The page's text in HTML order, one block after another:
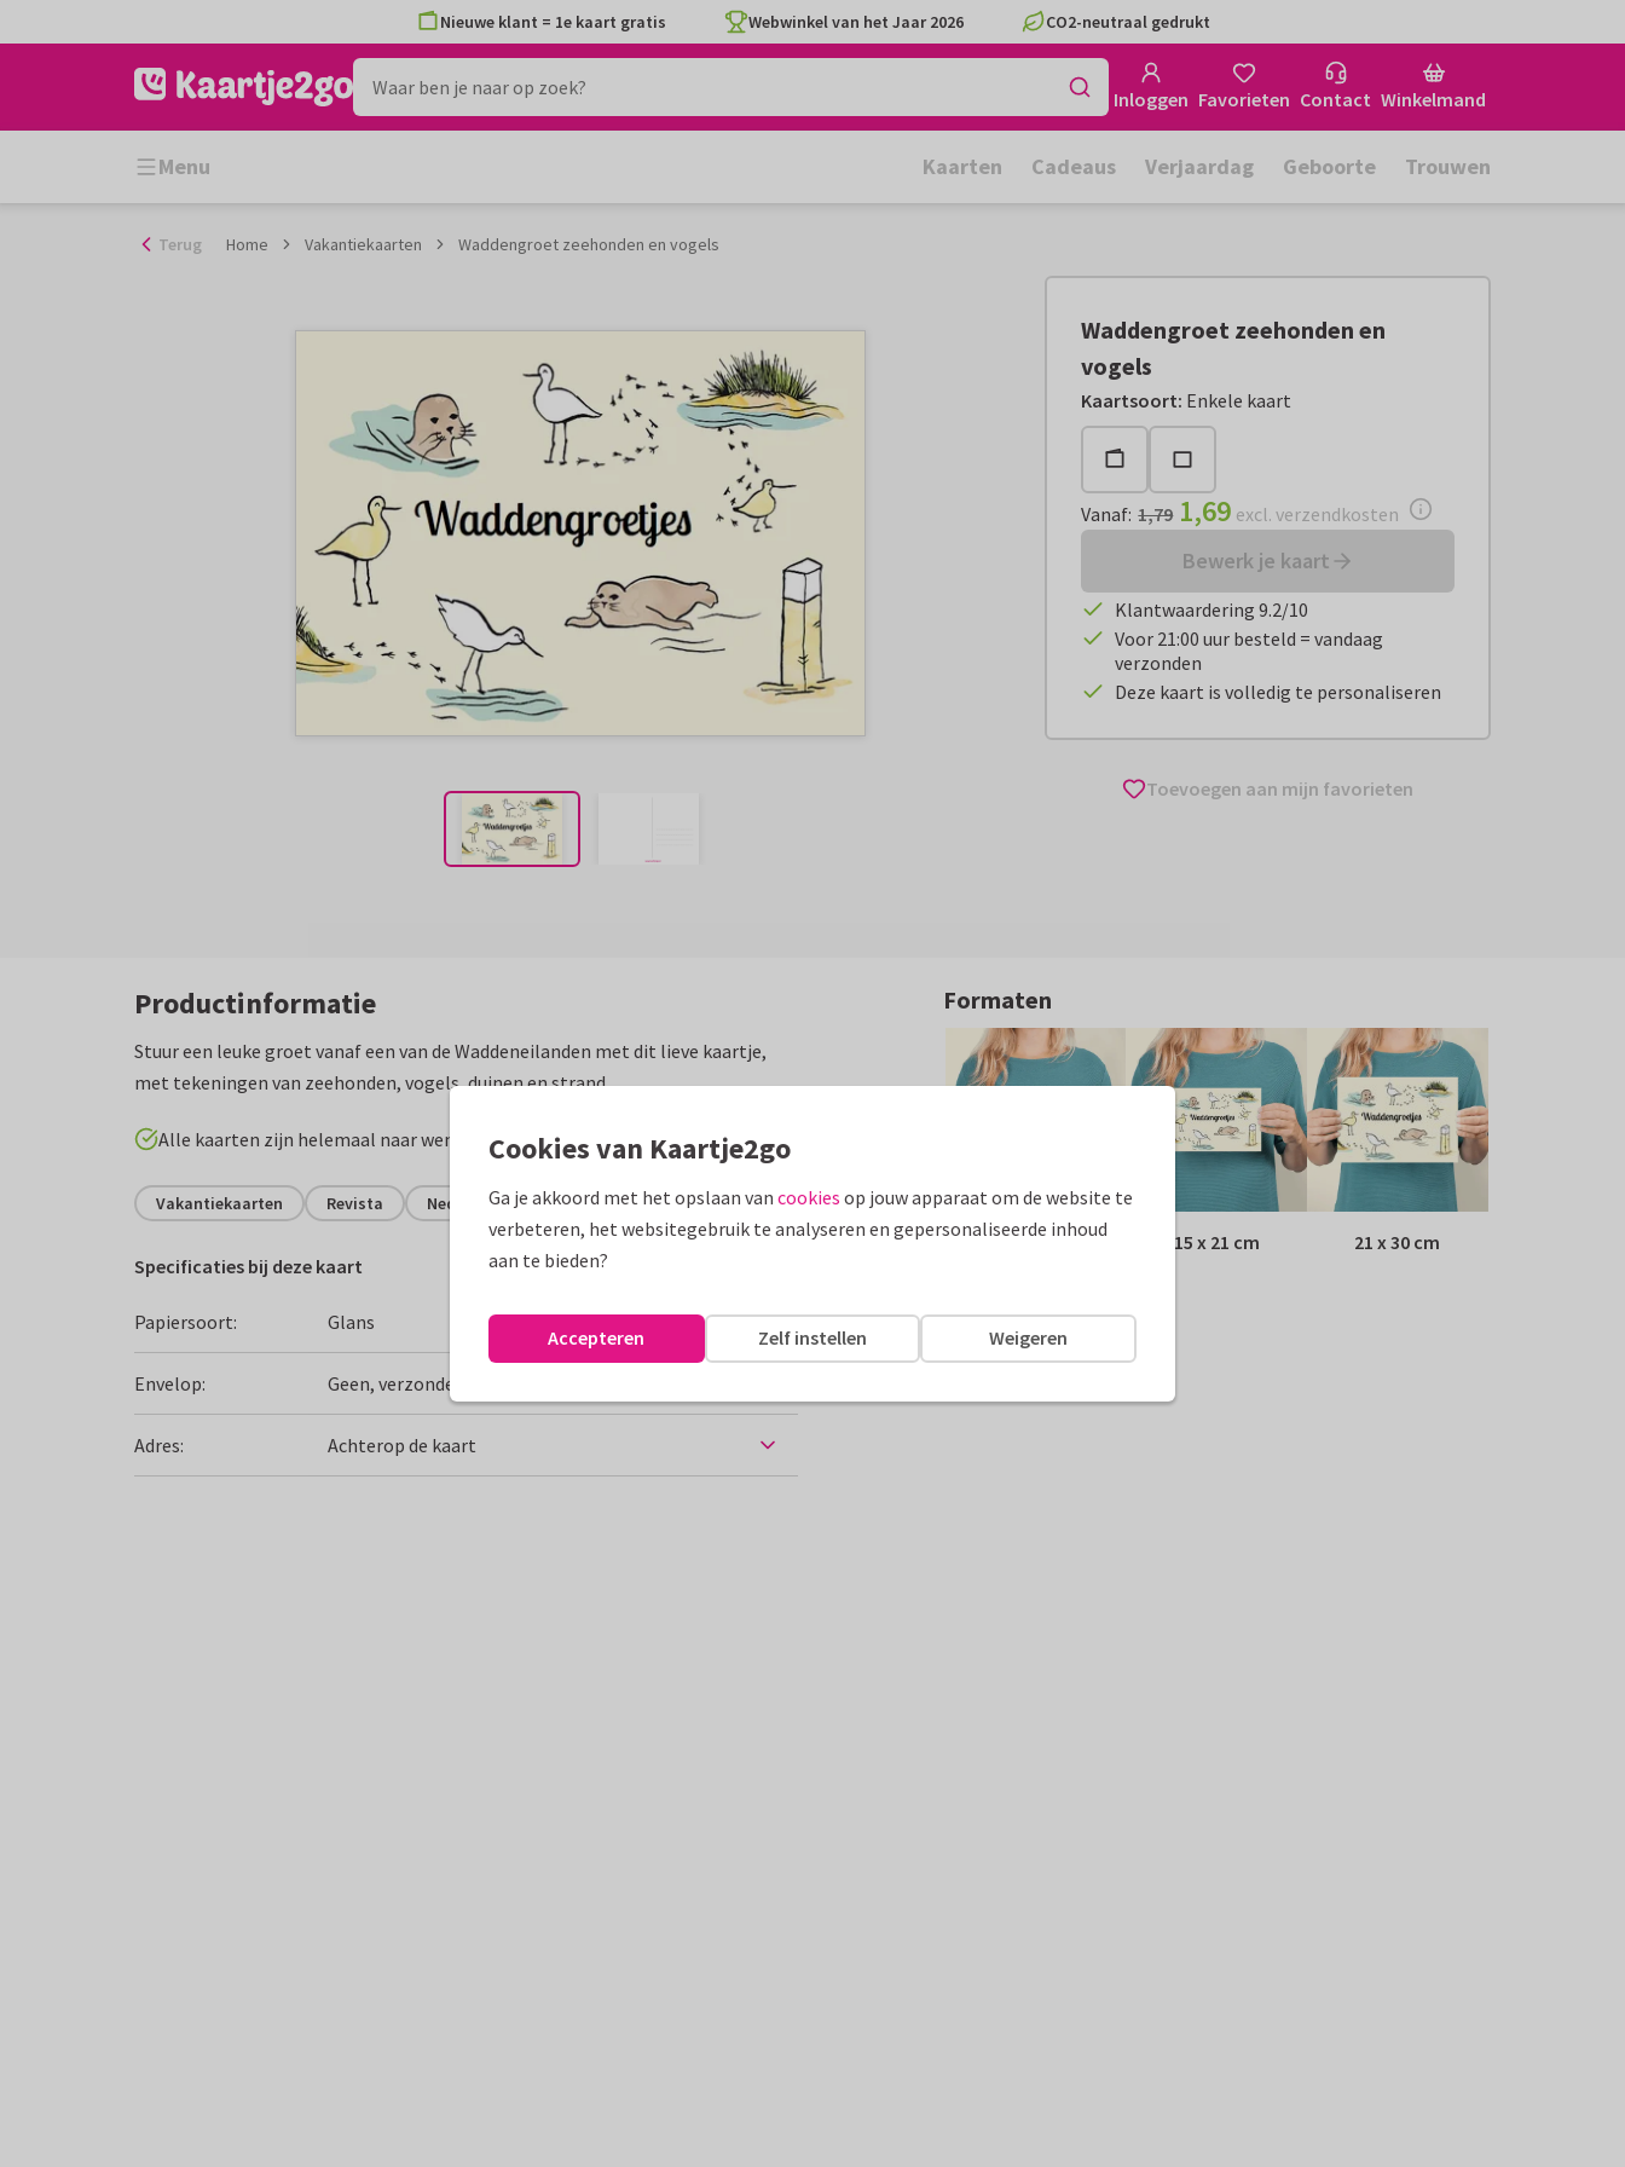
naar
Nieuwe klant = 1e kaart gratis Webwinkel van het Jaar 2026 CO2-neutraal gedrukt
Inloggen Favorieten Contact Winkelmand
Menu Kaarten Cadeaus Verjaardag Geboorte Trouwen
Terug Home Vakantiekaarten Waddengroet zeehonden en vogels
Waddengroet zeehonden en
vogels
Kaartsoort: Enkele kaart
Vanaf:€ 1,69 excl. verzendkosten
Vanaf: 1,79 1,69 excl. verzendkosten
Bewerk je kaart
Klantwaardering 9.2/10
Voor 21:00 uur besteld = vandaag
verzonden
Deze kaart is volledig te personaliseren
Toevoegen aan mijn favorieten
Productinformatie
Stuur een leuke groet vanaf een van de Waddeneilanden met dit lieve kaartje,
met tekeningen van zeehonden, vogels, duinen en strand.
Alle kaarten zijn helemaal naar wens aan te passen
Vakantiekaarten Revista Nederland
Specificaties bij deze kaart
Papiersoort: Glans
Envelop: Geen, verzonden als ansichtkaart
Adres: Achterop de kaart
Formaten
10 x 15 cm 15 x 21 cm 21 x 30 cm
Cookies van Kaartje2go
Ga je akkoord met het opslaan van cookies op jouw apparaat om de website te
verbeteren, het websitegebruik te analyseren en gepersonaliseerde inhoud
aan te bieden?
Weigeren
Zelf instellen
Accepteren